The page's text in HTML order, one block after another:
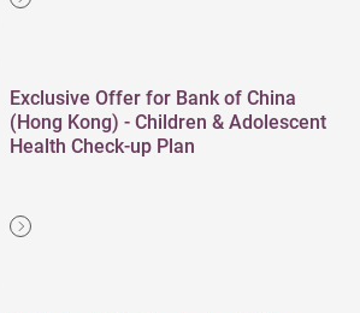
Exclusive Offer for Bank of China
(Hong Kong) - Children & Adolescent
Health Check-up Plan